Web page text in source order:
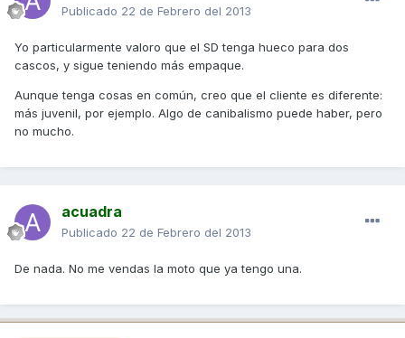
Publicado 22 de Febrero del 2013
Yo particularmente valoro que el SD tenga hueco para dos
cascos, y sigue teniendo más empaque.
Aunque tenga cosas en común, creo que el cliente es diferente:
más juvenil, por ejemplo. Algo de canibalismo puede haber, pero
no mucho.
acuadra
Publicado 22 de Febrero del 2013
De nada. No me vendas la moto que ya tengo una.